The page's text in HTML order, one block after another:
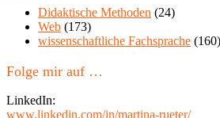
Didaktische Methoden (24)
Web (173)
wissenschaftliche Fachsprache (160)
Folge mir auf …
LinkedIn:
www.linkedin.com/in/martina-rueter/